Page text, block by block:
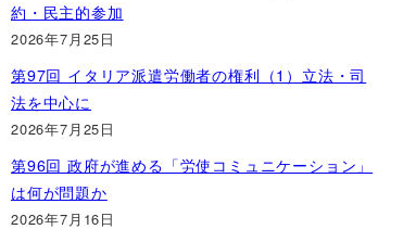
約・民主的参加
2026年7月25日
第97回 イタリア派遣労働者の権利（1）立法・司
法を中心に
2026年7月25日
第96回 政府が進める「労使コミュニケーション」
は何が問題か
2026年7月16日